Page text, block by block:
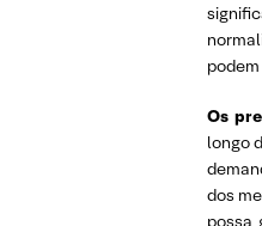
Os
longo
dos
possa